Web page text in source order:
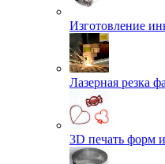
Изготовление
Лазерная резка
3D печать форм